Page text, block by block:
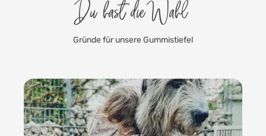
Du hast die Wahl
Gründe für unsere Gummistiefel